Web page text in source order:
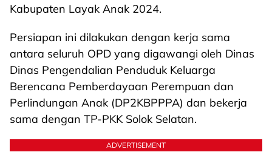
Kabupaten Layak Anak 2024.
Persiapan ini dilakukan dengan kerja sama
antara seluruh OPD yang digawangi oleh Dinas
Dinas Pengendalian Penduduk Keluarga
Berencana Pemberdayaan Perempuan dan
Perlindungan Anak (DP2KBPPPA) dan bekerja
sama dengan TP-PKK Solok Selatan.
ADVERTISEMENT